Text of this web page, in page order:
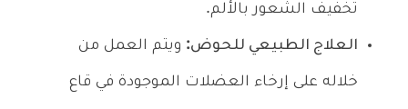
تخفيف الشعور بالألم.
العلاج الطبيعي للحوض: ويتم العمل من
خلاله على إرخاء العضلات الموجودة في قاع